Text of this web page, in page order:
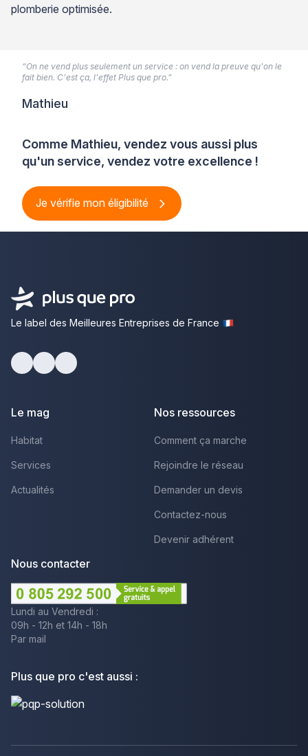
plomberie optimisée.
Comme Mathieu, vendez vous aussi plus
qu'un service, vendez votre excellence !
Je vérifie mon éligibilité
“On ne vend plus seulement un service : on vend la preuve qu'on le
fait bien. C'est ça, l'effet Plus que pro.”
Mathieu
Le label des Meilleures Entreprises de France
Le mag
Habitat
Services
Actualités
Nos ressources
Comment ça marche
Rejoindre le réseau
Demander un devis
Contactez-nous
Devenir adhérent
Nous contacter
Lundi au Vendredi :
09h - 12h et 14h - 18h
Par mail
Plus que pro c'est aussi :